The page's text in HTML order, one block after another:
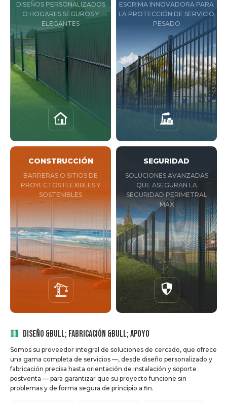
DISEÑOS PERSONALIZADOS
O HOGARES SEGUROS Y
ELEGANTES
ESGRIMA INNOVADORA PARA
LA PROTECCIÓN DE SERVICIO
PESADO
CONSTRUCCIÓN
BARRERAS O SITIOS DE
PROYECTOS FLEXIBLES Y
SOSTENIBLES
SEGURIDAD
SOLUCIONES AVANZADAS
QUE ASEGURAN LA
SEGURIDAD PERIMETRAL
MAX
DISEÑO &BULL; FABRICACIÓN &BULL; APOYO
Somos su proveedor integral de soluciones de cercado, que ofrece
una gama completa de servicios —, desde diseño personalizado y
fabricación precisa hasta orientación de instalación y soporte
postventa — para garantizar que su proyecto funcione sin
problemas y de forma segura de principio a fin.